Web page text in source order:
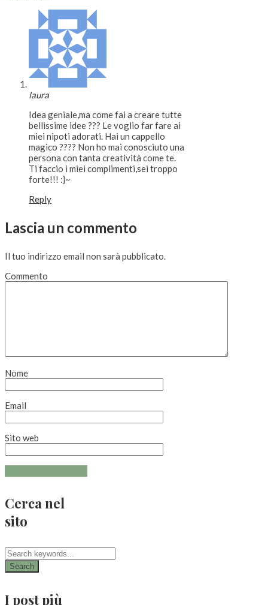
laura
Idea geniale,ma come fai a creare tutte
bellissime idee ??? Le voglio far fare ai
miei nipoti adorati. Hai un cappello
magico ???? Non ho mai conosciuto una
persona con tanta creatività come te.
Ti faccio i miei complimenti,sei troppo
forte!!! :}~
Reply
Lascia un commento
Il tuo indirizzo email non sarà pubblicato.
Commento
Nome
Email
Sito web
Cerca nel
sito
Search
I post più